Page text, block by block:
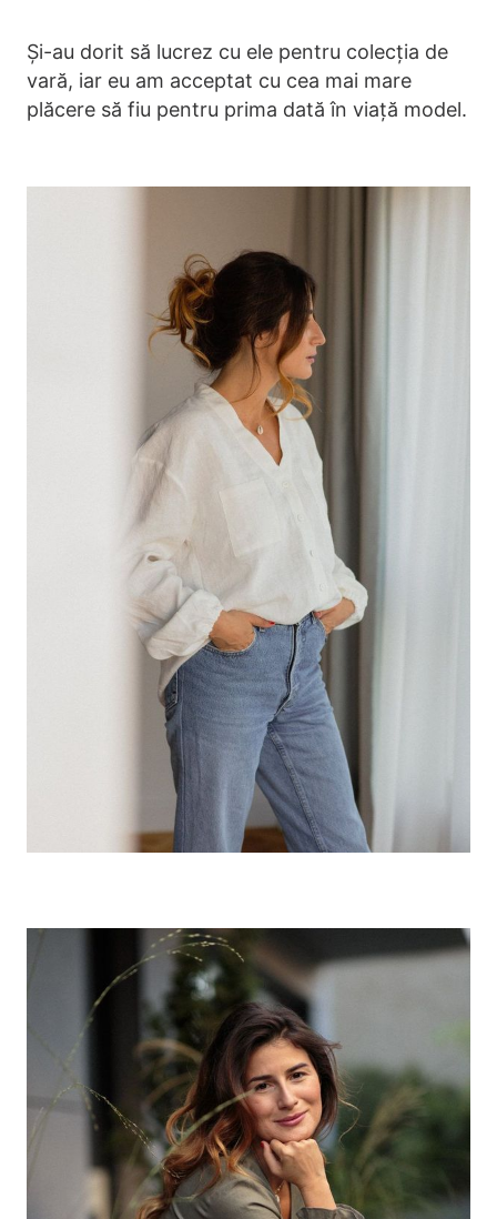
Și-au dorit să lucrez cu ele pentru colecția de
vară, iar eu am acceptat cu cea mai mare
plăcere să fiu pentru prima dată în viață model.